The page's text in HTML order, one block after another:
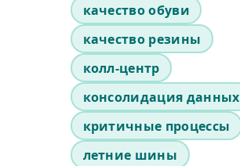
качество обуви
качество резины
колл-центр
консолидация данных
критичные процессы
летние шины